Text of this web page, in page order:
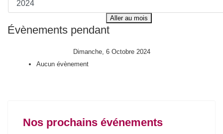
Aller au mois
Évènements pendant
Dimanche, 6 Octobre 2024
Aucun évènement
Nos prochains événements